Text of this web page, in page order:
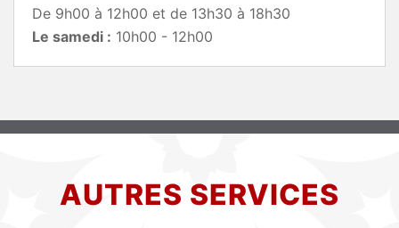
De 9h00 à 12h00 et de 13h30 à 18h30
Le samedi : 10h00 - 12h00
AUTRES SERVICES